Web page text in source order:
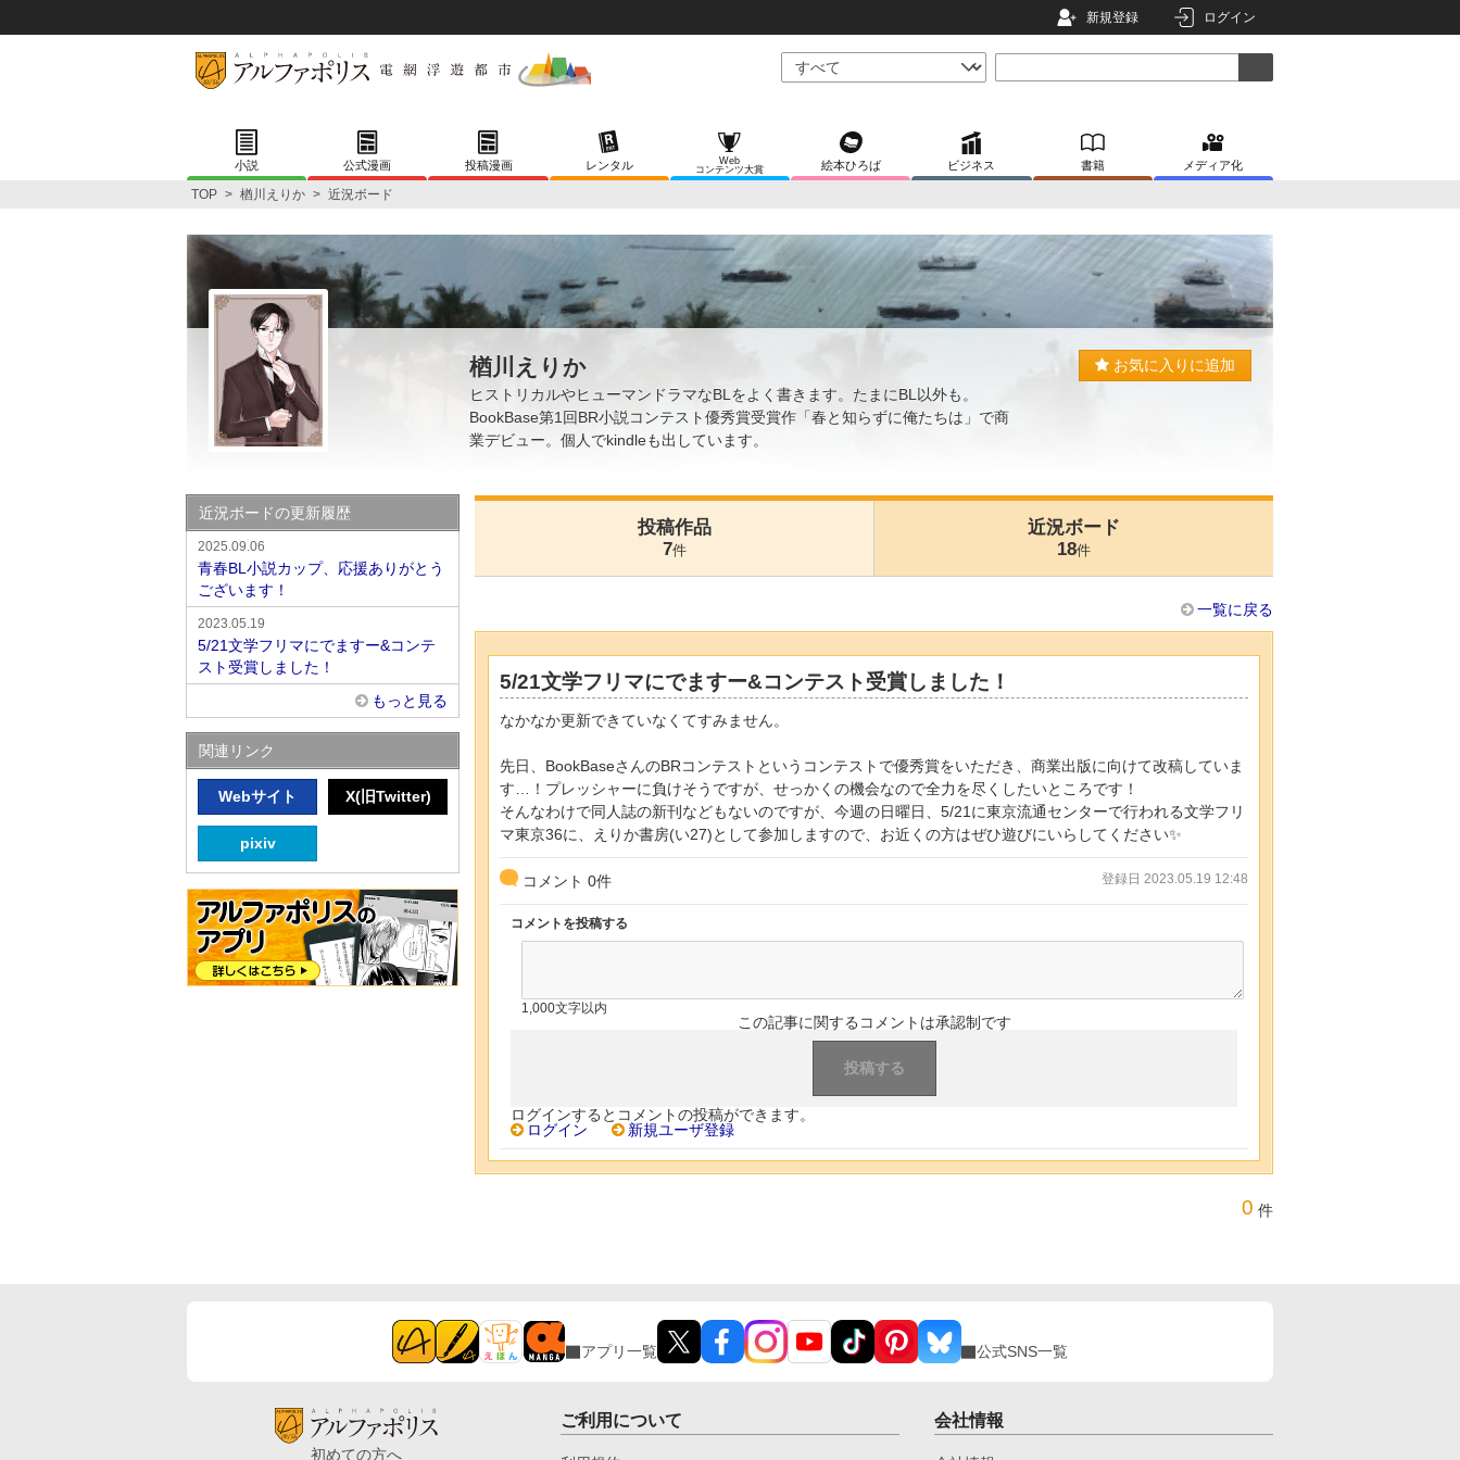
新規登録 ログイン
小説 公式漫画 投稿漫画 レンタル
Web
コンテンツ大賞
絵本ひろば ビジネス 書籍 メディア化
TOP > 楢川えりか > 近況ボード
楢川えりか
ヒストリカルやヒューマンドラマなBLをよく書きます。たまにBL以外も。
BookBase第1回BR小説コンテスト優秀賞受賞作「春と知らずに俺たちは」で商
業デビュー。個人でkindleも出しています。
お気に入りに追加
投稿作品
7件
近況ボード
18件
一覧に戻る
5/21文学フリマにでますー&コンテスト受賞しました！
なかなか更新できていなくてすみません。
先日、BookBaseさんのBRコンテストというコンテストで優秀賞をいただき、商業出版に向けて改稿していま
す…！プレッシャーに負けそうですが、せっかくの機会なので全力を尽くしたいところです！
そんなわけで同人誌の新刊などもないのですが、今週の日曜日、5/21に東京流通センターで行われる文学フリ
マ東京36に、えりか書房(い27)として参加しますので、お近くの方はぜひ遊びにいらしてください✨
コメント 0件 登録日 2023.05.19 12:48
コメントを投稿する
1,000文字以内
この記事に関するコメントは承認制です
ログインするとコメントの投稿ができます。
ログイン
新規ユーザ登録
0 件
近況ボードの更新履歴
2025.09.06
青春BL小説カップ、応援ありがとう
ございます！
2023.05.19
5/21文学フリマにでますー&コンテ
スト受賞しました！
もっと見る
関連リンク
Webサイト X(旧Twitter)
pixiv
アプリ一覧 公式SNS一覧
初めての方へ
ご利用について 会社情報